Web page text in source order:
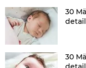
30
30